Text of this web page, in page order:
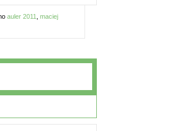
auler 2011
maciej